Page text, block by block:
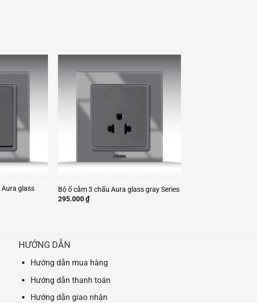
glass
Bộ ổ cắm 3 chấu Aura glass gray Series
295.000₫
HƯỚNG DẪN
Hướng dẫn mua hàng
Hướng dẫn thanh toán
Hướng dẫn giao nhận